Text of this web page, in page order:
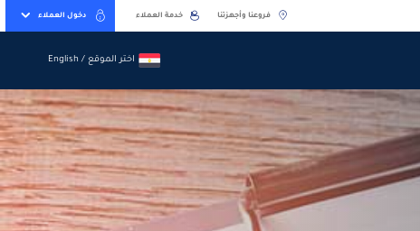
فروعنا وأجهزتنا خدمة العملاء دخول العملاء
اختر الموقع / English
اختر الموقع / English